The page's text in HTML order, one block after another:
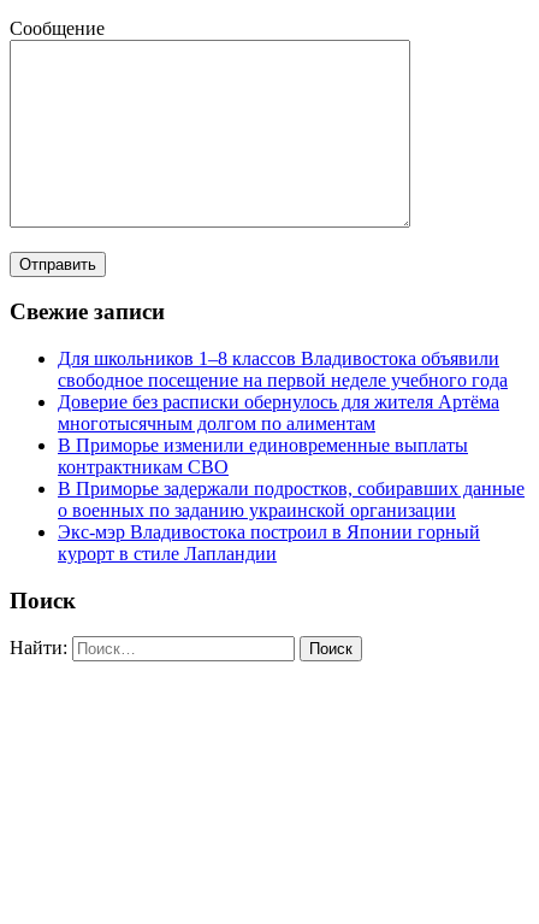
Сообщение
Свежие записи
Для школьников 1–8 классов Владивостока объявили
свободное посещение на первой неделе учебного года
Доверие без расписки обернулось для жителя Артёма
многотысячным долгом по алиментам
В Приморье изменили единовременные выплаты
контрактникам СВО
В Приморье задержали подростков, собиравших данные
о военных по заданию украинской организации
Экс-мэр Владивостока построил в Японии горный
курорт в стиле Лапландии
Поиск
Найти: